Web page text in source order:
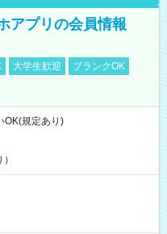
アプリの会員情報
大学生歓迎
ブランクOK
規定あり)